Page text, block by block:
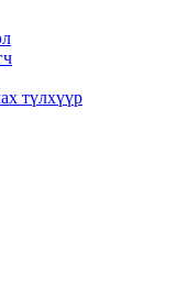
түлхүүр